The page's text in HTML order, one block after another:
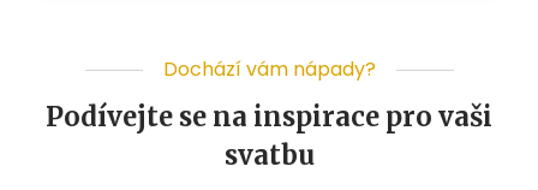
Dochází vám nápady?
Podívejte se na inspirace pro vaši
svatbu